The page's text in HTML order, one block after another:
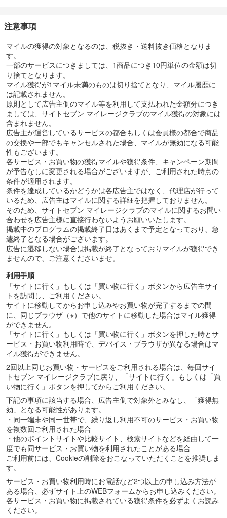
注意事項
マイルの獲得の対象となるのは、税抜き・送料抜き価格となりま
す。
一部のサービスにつきましては、1商品につき10円単位の金額は切
り捨てとなります。
マイル獲得が1マイル未満のものは切り捨てとなり、マイル履歴に
は記載されません。
原則として広告主側のマイル等を利用して支払われた金額分につき
ましては、サイトセブン マイレージクラブのマイル獲得の対象には
含まれません。
広告主が運営しているサービスの都合もしくは会員様の都合で商品
の交換や一部でもキャンセルされた場合、マイルが無効になる可能
性もございます。
各サービス・お買い物の獲得マイルや獲得条件、キャンペーン期間
が予告なしに変更される場合がございますが、ご利用された時点の
条件が適用されます。
条件を達成しているかどうかは各広告主ではなく、代理店が行って
いるため、広告主はマイルに関する詳細を把握しておりません。
そのため、サイトセブン マイレージクラブのマイルに関するお問い
合わせを広告主様に直接行わないようお願いいたします。
掲載中のプログラムの掲載終了日はあくまで予定となっており、急
遽終了となる場合がございます。
広告に遷移しない場合は掲載が終了となっておりマイルが獲得でき
ませんので、ご注意くださいませ。
利用手順
「サイトに行く」もしくは「買い物に行く」ボタンから広告主サイ
トを訪問し、ご利用ください。
サイトに移動してからお申し込みやお買い物が完了するまでの間
に、同じブラウザ（※）で他のサイトに移動した場合はマイル獲得
ができません。
「サイトに行く」もしくは「買い物に行く」ボタンを押した時とサ
ービス・お買い物利用時で、デバイス・ブラウザが異なる場合はマ
イル獲得ができません。
2回以上同じお買い物・サービスをご利用される場合は、毎回サイ
トセブン マイレージクラブに戻り、「サイトに行く」もしくは「買
い物に行く」ボタンを押してからご利用ください。
下記の事項に該当する場合、広告主側で対象外とみなし、「獲得無
効」となる可能性があります。
・同一端末や同一世帯で、繰り返し利用不可のサービス・お買い物
を複数回ご利用された場合
・他のポイントサイトや比較サイト、検索サイトなどを経由して一
度でも同サービス・お買い物を利用されたことがある場合
ご利用前には、Cookieの削除をおこなっていただくことを推奨しま
す。
サービス・お買い物利用時にお電話など2つ以上の申し込み方法が
ある場合、必ずサイト上のWEBフォームからお申し込みください。
各サービス・お買い物に掲載されている獲得条件を必ずよくお読み
ください。